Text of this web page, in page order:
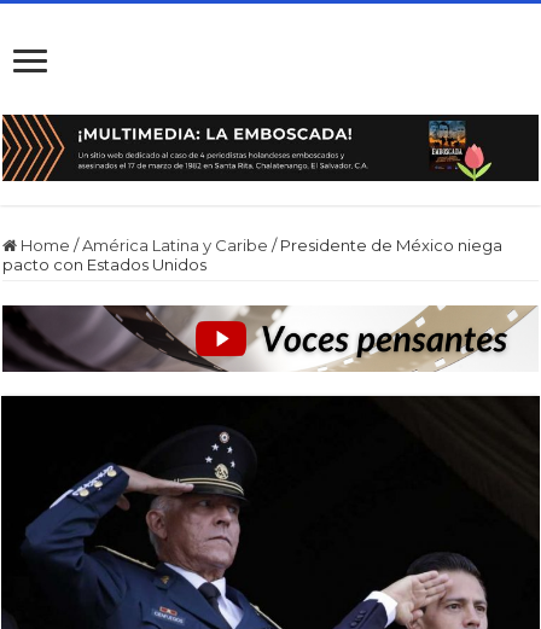
Home /América Latina y Caribe / Presidente de México niega
pacto con Estados Unidos